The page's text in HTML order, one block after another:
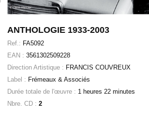
ANTHOLOGIE 1933-2003
Ref.: FA5092
EAN : 3561302509228
Direction Artistique : FRANCIS COUVREUX
Label : Frémeaux & Associés
Durée totale de l'œuvre : 1 heures 22 minutes
Nbre. CD : 2